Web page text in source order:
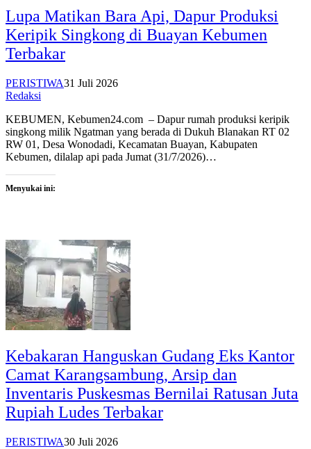
Lupa Matikan Bara Api, Dapur Produksi
Keripik Singkong di Buayan Kebumen
Terbakar
PERISTIWA31 Juli 2026
Redaksi
KEBUMEN, Kebumen24.com – Dapur rumah produksi keripik
singkong milik Ngatman yang berada di Dukuh Blanakan RT 02
RW 01, Desa Wonodadi, Kecamatan Buayan, Kabupaten
Kebumen, dilalap api pada Jumat (31/7/2026)…
Menyukai ini:
Kebakaran Hanguskan Gudang Eks Kantor
Camat Karangsambung, Arsip dan
Inventaris Puskesmas Bernilai Ratusan Juta
Rupiah Ludes Terbakar
PERISTIWA30 Juli 2026